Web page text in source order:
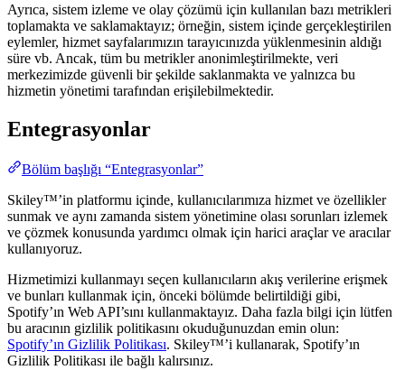
Ayrıca, sistem izleme ve olay çözümü için kullanılan bazı metrikleri
toplamakta ve saklamaktayız; örneğin, sistem içinde gerçekleştirilen
eylemler, hizmet sayfalarımızın tarayıcınızda yüklenmesinin aldığı
süre vb. Ancak, tüm bu metrikler anonimleştirilmekte, veri
merkezimizde güvenli bir şekilde saklanmakta ve yalnızca bu
hizmetin yönetimi tarafından erişilebilmektedir.
Entegrasyonlar
Bölüm başlığı “Entegrasyonlar”
Skiley™’in platformu içinde, kullanıcılarımıza hizmet ve özellikler
sunmak ve aynı zamanda sistem yönetimine olası sorunları izlemek
ve çözmek konusunda yardımcı olmak için harici araçlar ve aracılar
kullanıyoruz.
Hizmetimizi kullanmayı seçen kullanıcıların akış verilerine erişmek
ve bunları kullanmak için, önceki bölümde belirtildiği gibi,
Spotify’ın Web API’sını kullanmaktayız. Daha fazla bilgi için lütfen
bu aracının gizlilik politikasını okuduğunuzdan emin olun:
Spotify’ın Gizlilik Politikası. Skiley™’i kullanarak, Spotify’ın
Gizlilik Politikası ile bağlı kalırsınız.